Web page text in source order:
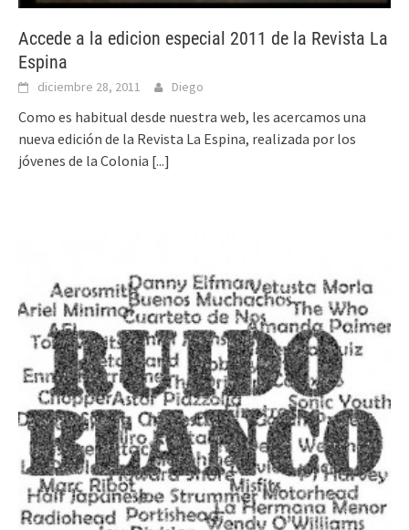
Accede a la edicion especial 2011 de la Revista La
Espina
diciembre 28, 2011 Diego
Como es habitual desde nuestra web, les acercamos una
nueva edición de la Revista La Espina, realizada por los
jóvenes de la Colonia [...]